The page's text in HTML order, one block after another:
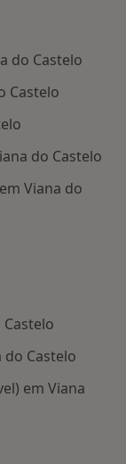
do Castelo
Castelo
do Castelo
Viana do
Castelo
em Viana